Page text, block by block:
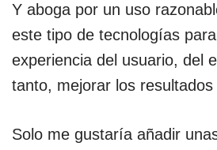
Y aboga por un uso
este tipo de tecnologías
experiencia del usuario, del
tanto, mejorar los
Solo me gustaría añadir